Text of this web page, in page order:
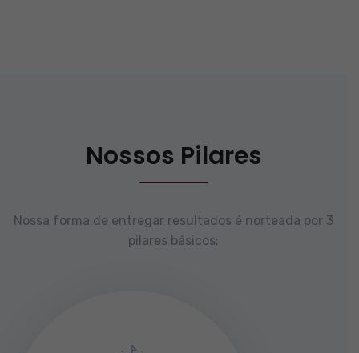
Nossos Pilares
Nossa forma de entregar resultados é norteada por 3
pilares básicos: